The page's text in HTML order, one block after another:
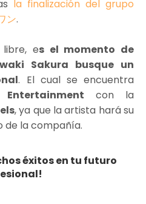
la finalización del grupo
ン.
es el momento de
Sakura busque un
. El cual se encuentra
con la
, ya que la artista hará su
de la compañía.
éxitos en tu futuro